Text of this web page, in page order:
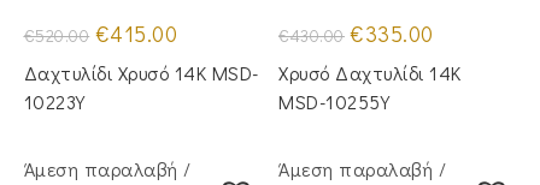
€520.00 Original
price
was:
€520.00.
€415.00
τιμή
είναι:
Δαχτυλίδι Χρυσό 14Κ MSD-
10223Y
€430.00 Original
price
€430.00.
€335.00
τιμή
είναι:
Χρυσό Δαχτυλίδι 14K
MSD-10255Y
Άμεση παραλαβή /
Άμεση παραλαβή /